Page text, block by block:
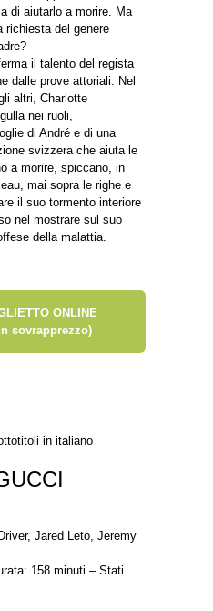
di aiutarlo a morire. Ma
richiesta del genere
il talento del regista
dalle prove attoriali. Nel
altri, Charlotte
nei ruoli,
di André e di una
svizzera che aiuta le
a morire, spiccano, in
mai sopra le righe e
il suo tormento interiore
nel mostrare sul suo
della malattia.
ONLINE
sovrapprezzo)
in italiano
Jared Leto, Jeremy
158 minuti – Stati